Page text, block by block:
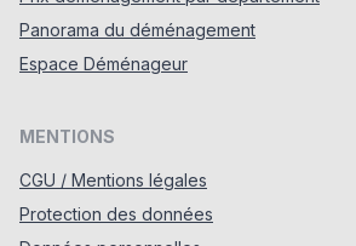
Panorama du déménagement
Espace Déménageur
MENTIONS
CGU / Mentions légales
Protection des données